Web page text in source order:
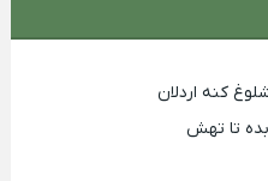
کنه اردلان
تا تهش